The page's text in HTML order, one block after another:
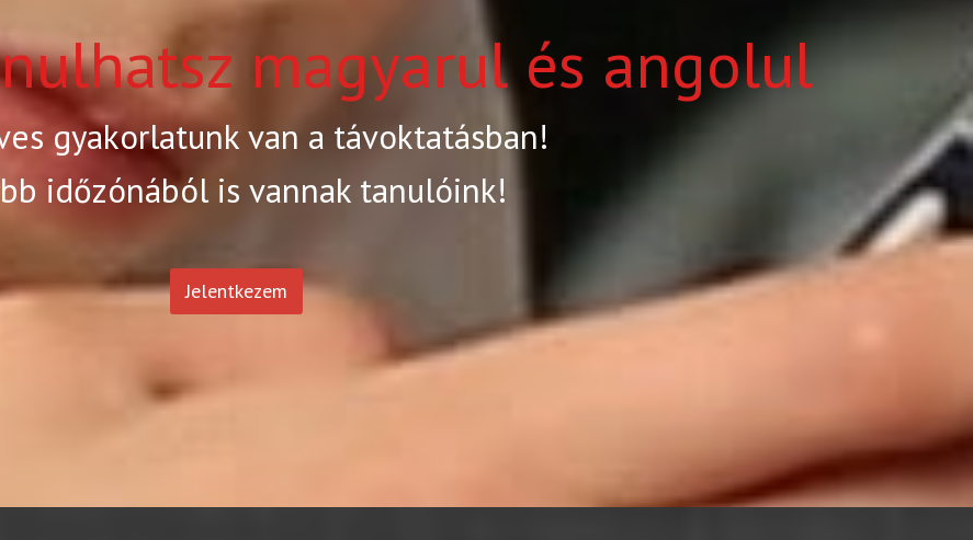
magyarul és angolul
gyakorlatunk van a távoktatásban!
időzónából is vannak tanulóink!
Jelentkezem